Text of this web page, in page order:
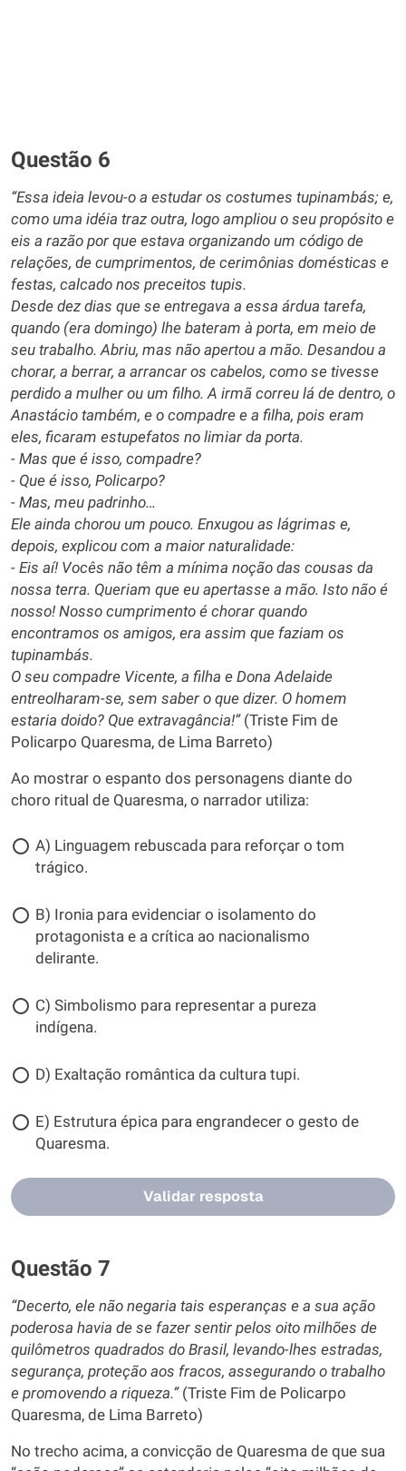
Questão 6
“Essa ideia levou-o a estudar os costumes tupinambás; e,
como uma idéia traz outra, logo ampliou o seu propósito e
eis a razão por que estava organizando um código de
relações, de cumprimentos, de cerimônias domésticas e
festas, calcado nos preceitos tupis.
Desde dez dias que se entregava a essa árdua tarefa,
quando (era domingo) lhe bateram à porta, em meio de
seu trabalho. Abriu, mas não apertou a mão. Desandou a
chorar, a berrar, a arrancar os cabelos, como se tivesse
perdido a mulher ou um filho. A irmã correu lá de dentro, o
Anastácio também, e o compadre e a filha, pois eram
eles, ficaram estupefatos no limiar da porta.
- Mas que é isso, compadre?
- Que é isso, Policarpo?
- Mas, meu padrinho…
Ele ainda chorou um pouco. Enxugou as lágrimas e,
depois, explicou com a maior naturalidade:
- Eis aí! Vocês não têm a mínima noção das cousas da
nossa terra. Queriam que eu apertasse a mão. Isto não é
nosso! Nosso cumprimento é chorar quando
encontramos os amigos, era assim que faziam os
tupinambás.
O seu compadre Vicente, a filha e Dona Adelaide
entreolharam-se, sem saber o que dizer. O homem
estaria doido? Que extravagância!”(Triste Fim de
Policarpo Quaresma, de Lima Barreto)
Ao mostrar o espanto dos personagens diante do
choro ritual de Quaresma, o narrador utiliza:
A) Linguagem rebuscada para reforçar o tom
trágico.
B) Ironia para evidenciar o isolamento do
protagonista e a crítica ao nacionalismo
delirante.
C) Simbolismo para representar a pureza
indígena.
D) Exaltação romântica da cultura tupi.
E) Estrutura épica para engrandecer o gesto de
Quaresma.
Validar resposta
Questão 7
“Decerto, ele não negaria tais esperanças e a sua ação
poderosa havia de se fazer sentir pelos oito milhões de
quilômetros quadrados do Brasil, levando-lhes estradas,
segurança, proteção aos fracos, assegurando o trabalho
e promovendo a riqueza.”(Triste Fim de Policarpo
Quaresma, de Lima Barreto)
No trecho acima, a convicção de Quaresma de que sua